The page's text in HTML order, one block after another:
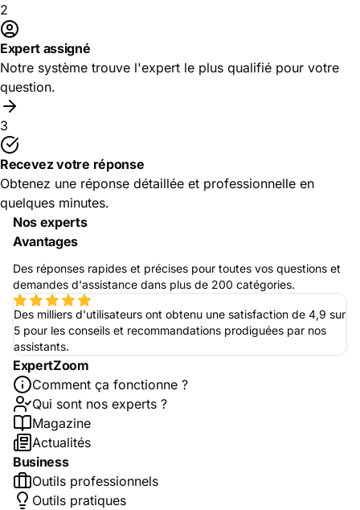
2
Expert assigné
Notre système trouve l'expert le plus qualifié pour votre
question.
3
Recevez votre réponse
Obtenez une réponse détaillée et professionnelle en
quelques minutes.
Nos experts
Avantages
Des réponses rapides et précises pour toutes vos questions et
demandes d'assistance dans plus de 200 catégories.
Des milliers d'utilisateurs ont obtenu une satisfaction de 4,9 sur
5 pour les conseils et recommandations prodiguées par nos
assistants.
ExpertZoom
Comment ça fonctionne ?
Qui sont nos experts ?
Magazine
Actualités
Business
Outils professionnels
Outils pratiques